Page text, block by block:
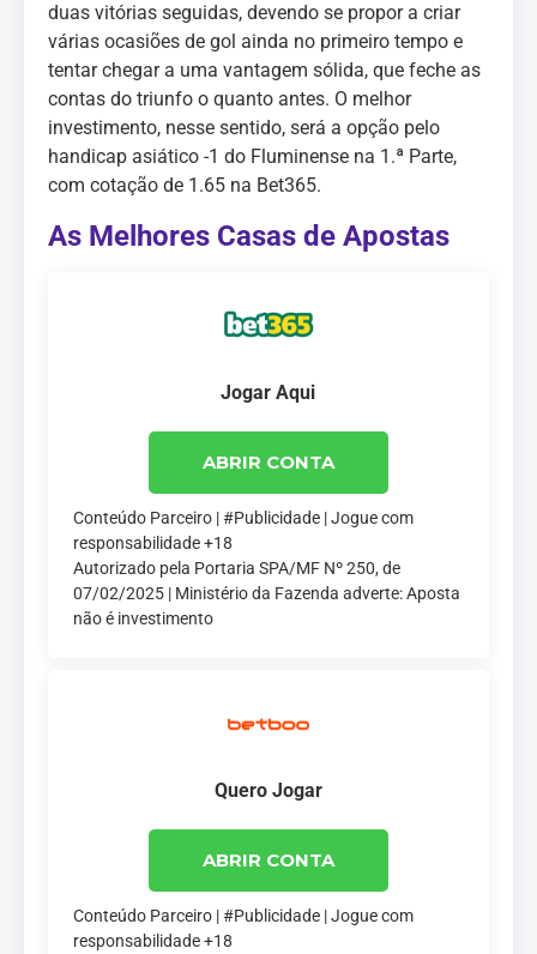
duas vitórias seguidas, devendo se propor a criar
várias ocasiões de gol ainda no primeiro tempo e
tentar chegar a uma vantagem sólida, que feche as
contas do triunfo o quanto antes. O melhor
investimento, nesse sentido, será a opção pelo
handicap asiático -1 do Fluminense na 1.ª Parte,
com cotação de 1.65 na Bet365.
As Melhores Casas de Apostas
Jogar Aqui
ABRIR CONTA
Conteúdo Parceiro | #Publicidade | Jogue com
responsabilidade +18
Autorizado pela Portaria SPA/MF Nº 250, de
07/02/2025 | Ministério da Fazenda adverte: Aposta
não é investimento
Quero Jogar
ABRIR CONTA
Conteúdo Parceiro | #Publicidade | Jogue com
responsabilidade +18